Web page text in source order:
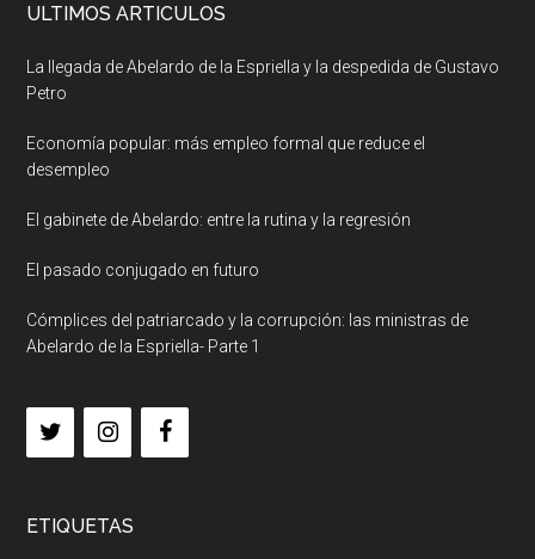
ULTIMOS ARTICULOS
La llegada de Abelardo de la Espriella y la despedida de Gustavo
Petro
Economía popular: más empleo formal que reduce el
desempleo
El gabinete de Abelardo: entre la rutina y la regresión
El pasado conjugado en futuro
Cómplices del patriarcado y la corrupción: las ministras de
Abelardo de la Espriella- Parte 1
ETIQUETAS